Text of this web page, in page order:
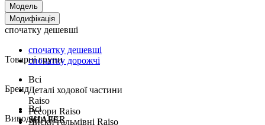
Модель
Модифікація
спочатку дешевші
спочатку дешевші
спочатку дорожчі
Товарні групи
Всі
Деталі ходової частини
Raiso
Ресори Raiso
Диски гальмівні Raiso
Бренд
Всі
SHAFER
Виводити по